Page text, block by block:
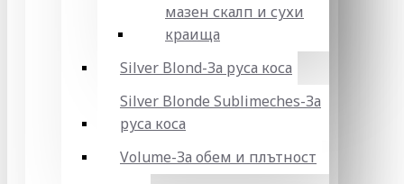
мазен скалп и сухи
краища
Silver Blond-За руса коса
Silver Blonde Sublіmeches-За
руса коса
Volume-За обем и плътност